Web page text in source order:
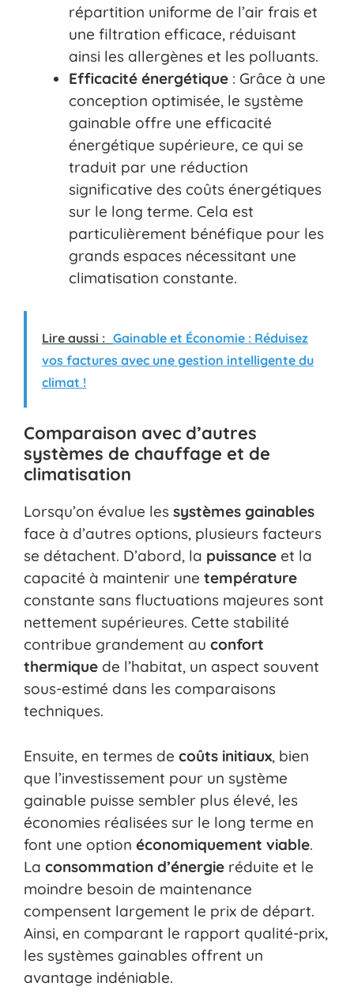
répartition uniforme de l’air frais et
une filtration efficace, réduisant
ainsi les allergènes et les polluants.
Efficacité énergétique : Grâce à une
conception optimisée, le système
gainable offre une efficacité
énergétique supérieure, ce qui se
traduit par une réduction
significative des coûts énergétiques
sur le long terme. Cela est
particulièrement bénéfique pour les
grands espaces nécessitant une
climatisation constante.
Lire aussi : Gainable et Économie : Réduisez
vos factures avec une gestion intelligente du
climat !
Comparaison avec d’autres
systèmes de chauffage et de
climatisation
Lorsqu’on évalue les systèmes gainables
face à d’autres options, plusieurs facteurs
se détachent. D’abord, la puissance et la
capacité à maintenir une température
constante sans fluctuations majeures sont
nettement supérieures. Cette stabilité
contribue grandement au confort
thermique de l’habitat, un aspect souvent
sous-estimé dans les comparaisons
techniques.
Ensuite, en termes de coûts initiaux, bien
que l’investissement pour un système
gainable puisse sembler plus élevé, les
économies réalisées sur le long terme en
font une option économiquement viable.
La consommation d’énergie réduite et le
moindre besoin de maintenance
compensent largement le prix de départ.
Ainsi, en comparant le rapport qualité-prix,
les systèmes gainables offrent un
avantage indéniable.